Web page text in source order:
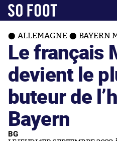
ALLEMAGNE BAYERN
Le français
devient le
buteur de
Bayern
BG